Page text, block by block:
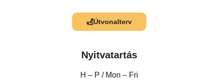
Útvonalterv
Nyitvatartás
H – P / Mon – Fri